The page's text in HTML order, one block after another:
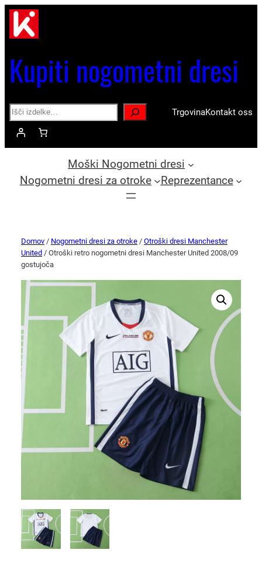
Kupiti nogometni dresi
Search TrgovinaKontakt oss
Moški Nogometni dresi
Nogometni dresi za otroke
Reprezentance
Domov / Nogometni dresi za otroke / Otroški dresi Manchester
United / Otroški retro nogometni dresi Manchester United 2008/09
gostujoča